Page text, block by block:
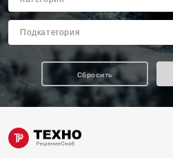
Сбросить